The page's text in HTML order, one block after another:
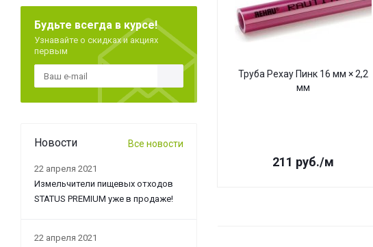
Труба Рехау Пинк 16 мм × 2,2
мм
211 руб./м
Будьте всегда в курсе!
Узнавайте о скидках и акциях
первым
Новости Все новости
22 апреля 2021
Измельчители пищевых отходов
STATUS PREMIUM уже в продаже!
22 апреля 2021